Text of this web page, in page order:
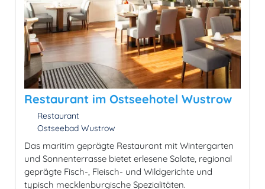
Restaurant im Ostseehotel Wustrow
Restaurant
Ostseebad Wustrow
Das maritim geprägte Restaurant mit Wintergarten
und Sonnenterrasse bietet erlesene Salate, regional
geprägte Fisch-, Fleisch- und Wildgerichte und
typisch mecklenburgische Spezialitäten.